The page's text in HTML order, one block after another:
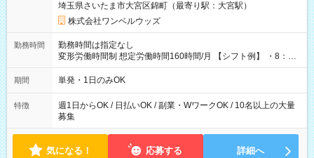
埼玉県さいたま市大宮区錦町（最寄り駅：大宮駅）
株式会社ワンベルウッズ
勤務時間
勤務時間は指定なし
変形労働時間制 想定労働時間160時間/月 【シフト例】 ・8：00
～21：00
期間 単発・1日のみOK
特徴
週1日からOK / 日払いOK / 副業・WワークOK / 10名以上の大量
募集
気になる！ 応募する 詳細へ